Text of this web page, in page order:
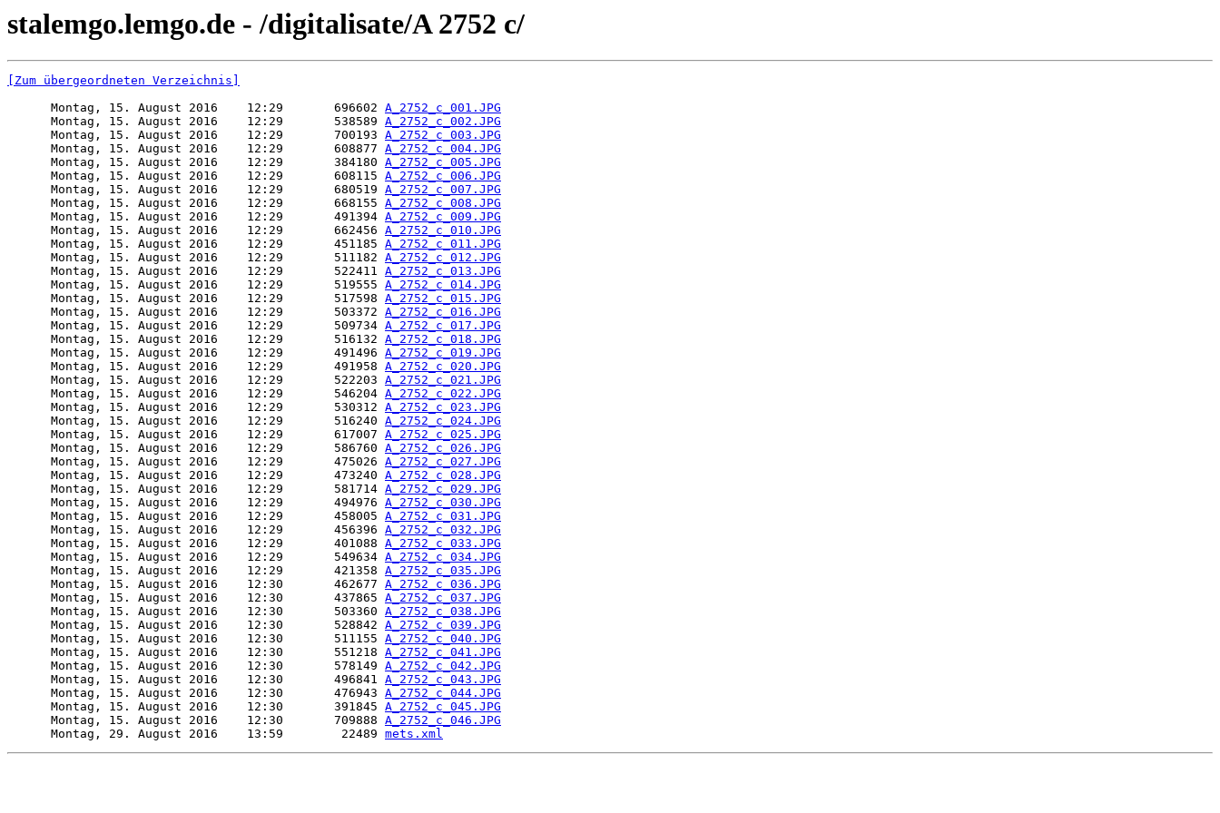
stalemgo.lemgo.de - /digitalisate/A 2752 c/
[Zum übergeordneten Verzeichnis]
      Montag, 15. August 2016    12:29       696602
A_2752_c_001.JPG
      Montag, 15. August 2016    12:29       538589
A_2752_c_002.JPG
      Montag, 15. August 2016    12:29       700193
A_2752_c_003.JPG
      Montag, 15. August 2016    12:29       608877
A_2752_c_004.JPG
      Montag, 15. August 2016    12:29       384180
A_2752_c_005.JPG
      Montag, 15. August 2016    12:29       608115
A_2752_c_006.JPG
      Montag, 15. August 2016    12:29       680519
A_2752_c_007.JPG
      Montag, 15. August 2016    12:29       668155
A_2752_c_008.JPG
      Montag, 15. August 2016    12:29       491394
A_2752_c_009.JPG
      Montag, 15. August 2016    12:29       662456
A_2752_c_010.JPG
      Montag, 15. August 2016    12:29       451185
A_2752_c_011.JPG
      Montag, 15. August 2016    12:29       511182
A_2752_c_012.JPG
      Montag, 15. August 2016    12:29       522411
A_2752_c_013.JPG
      Montag, 15. August 2016    12:29       519555
A_2752_c_014.JPG
      Montag, 15. August 2016    12:29       517598
A_2752_c_015.JPG
      Montag, 15. August 2016    12:29       503372
A_2752_c_016.JPG
      Montag, 15. August 2016    12:29       509734
A_2752_c_017.JPG
      Montag, 15. August 2016    12:29       516132
A_2752_c_018.JPG
      Montag, 15. August 2016    12:29       491496
A_2752_c_019.JPG
      Montag, 15. August 2016    12:29       491958
A_2752_c_020.JPG
      Montag, 15. August 2016    12:29       522203
A_2752_c_021.JPG
      Montag, 15. August 2016    12:29       546204
A_2752_c_022.JPG
      Montag, 15. August 2016    12:29       530312
A_2752_c_023.JPG
      Montag, 15. August 2016    12:29       516240
A_2752_c_024.JPG
      Montag, 15. August 2016    12:29       617007
A_2752_c_025.JPG
      Montag, 15. August 2016    12:29       586760
A_2752_c_026.JPG
      Montag, 15. August 2016    12:29       475026
A_2752_c_027.JPG
      Montag, 15. August 2016    12:29       473240
A_2752_c_028.JPG
      Montag, 15. August 2016    12:29       581714
A_2752_c_029.JPG
      Montag, 15. August 2016    12:29       494976
A_2752_c_030.JPG
      Montag, 15. August 2016    12:29       458005
A_2752_c_031.JPG
      Montag, 15. August 2016    12:29       456396
A_2752_c_032.JPG
      Montag, 15. August 2016    12:29       401088
A_2752_c_033.JPG
      Montag, 15. August 2016    12:29       549634
A_2752_c_034.JPG
      Montag, 15. August 2016    12:29       421358
A_2752_c_035.JPG
      Montag, 15. August 2016    12:30       462677
A_2752_c_036.JPG
      Montag, 15. August 2016    12:30       437865
A_2752_c_037.JPG
      Montag, 15. August 2016    12:30       503360
A_2752_c_038.JPG
      Montag, 15. August 2016    12:30       528842
A_2752_c_039.JPG
      Montag, 15. August 2016    12:30       511155
A_2752_c_040.JPG
      Montag, 15. August 2016    12:30       551218
A_2752_c_041.JPG
      Montag, 15. August 2016    12:30       578149
A_2752_c_042.JPG
      Montag, 15. August 2016    12:30       496841
A_2752_c_043.JPG
      Montag, 15. August 2016    12:30       476943
A_2752_c_044.JPG
      Montag, 15. August 2016    12:30       391845
A_2752_c_045.JPG
      Montag, 15. August 2016    12:30       709888
A_2752_c_046.JPG
      Montag, 29. August 2016    13:59        22489
mets.xml